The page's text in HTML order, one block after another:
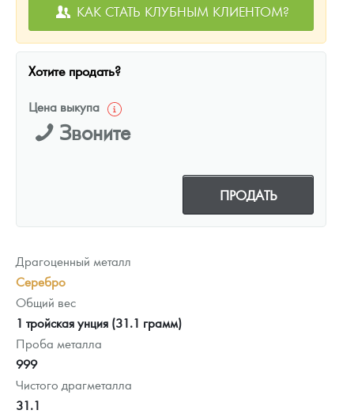
КАК СТАТЬ КЛУБНЫМ КЛИЕНТОМ?
Хотите продать?
Цена выкупа
Звоните
ПРОДАТЬ
Драгоценный металл
Серебро
Общий вес
1 тройская унция (31.1 грамм)
Проба металла
999
Чистого драгметалла
31.1